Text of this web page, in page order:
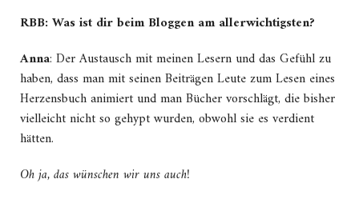
RBB: Was ist dir beim Bloggen am allerwichtigsten?
Anna: Der Austausch mit meinen Lesern und das Gefühl zu
haben, dass man mit seinen Beiträgen Leute zum Lesen eines
Herzensbuch animiert und man Bücher vorschlägt, die bisher
vielleicht nicht so gehypt wurden, obwohl sie es verdient
hätten.
Oh ja, das wünschen wir uns auch!